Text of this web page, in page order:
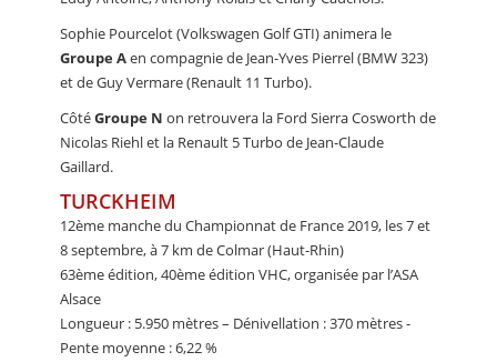
Sophie Pourcelot (Volkswagen Golf GTI) animera le
Groupe Aen compagnie de Jean-Yves Pierrel (BMW 323)
et de Guy Vermare (Renault 11 Turbo).
CôtéGroupe N on retrouvera la Ford Sierra Cosworth de
Nicolas Riehl et la Renault 5 Turbo de Jean-Claude
Gaillard.
TURCKHEIM
12ème manche du Championnat de France 2019, les 7 et
8 septembre, à 7 km de Colmar (Haut-Rhin)
63ème édition, 40ème édition VHC, organisée par l’ASA
Alsace
Longueur : 5.950 mètres – Dénivellation : 370 mètres -
Pente moyenne : 6,22 %